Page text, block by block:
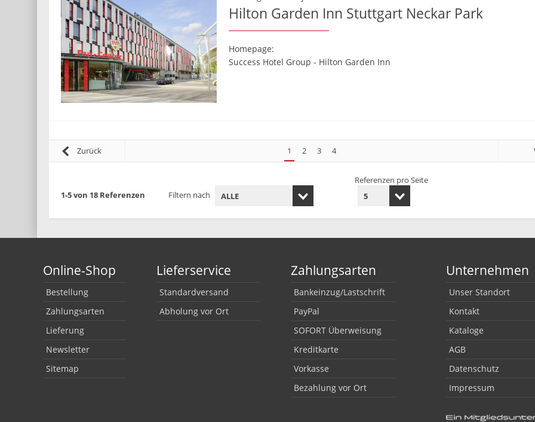
Hilton Garden Inn Stuttgart Neckar Park
Homepage:
Success Hotel Group - Hilton Garden Inn
Zurück 1 2 3 4
1-5 von 18 Referenzen Filtern nach
Referenzen pro Seite
Online-Shop
Bestellung
Zahlungsarten
Lieferung
Newsletter
Sitemap
Lieferservice
Standardversand
Abholung vor Ort
Zahlungsarten
Bankeinzug/Lastschrift
PayPal
SOFORT Überweisung
Kreditkarte
Vorkasse
Bezahlung vor Ort
Unternehmen
Unser Standort
Kontakt
Kataloge
AGB
Datenschutz
Impressum